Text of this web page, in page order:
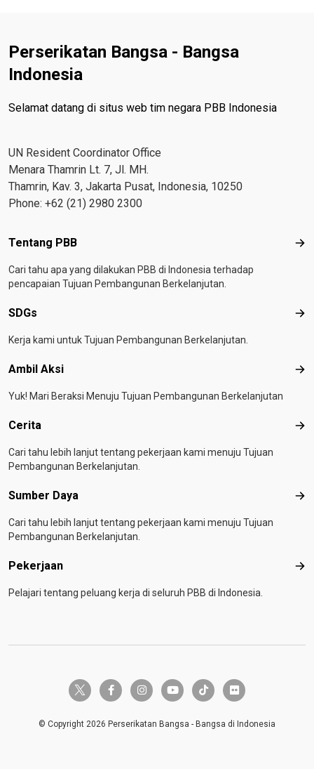
Perserikatan Bangsa - Bangsa
Indonesia
Selamat datang di situs web tim negara PBB Indonesia
UN Resident Coordinator Office
Menara Thamrin Lt. 7, Jl. MH.
Thamrin, Kav. 3, Jakarta Pusat, Indonesia, 10250
Phone: +62 (21) 2980 2300
Footer menu
Tentang PBB
Cari tahu apa yang dilakukan PBB di Indonesia terhadap
pencapaian Tujuan Pembangunan Berkelanjutan.
SDGs
Kerja kami untuk Tujuan Pembangunan Berkelanjutan.
Ambil Aksi
Yuk! Mari Beraksi Menuju Tujuan Pembangunan Berkelanjutan
Cerita
Cari tahu lebih lanjut tentang pekerjaan kami menuju Tujuan
Pembangunan Berkelanjutan.
Sumber Daya
Cari tahu lebih lanjut tentang pekerjaan kami menuju Tujuan
Pembangunan Berkelanjutan.
Pekerjaan
Pelajari tentang peluang kerja di seluruh PBB di Indonesia.
twitter-x facebook-finstagramyoutube tiktok flickr
© Copyright 2026 Perserikatan Bangsa - Bangsa di Indonesia